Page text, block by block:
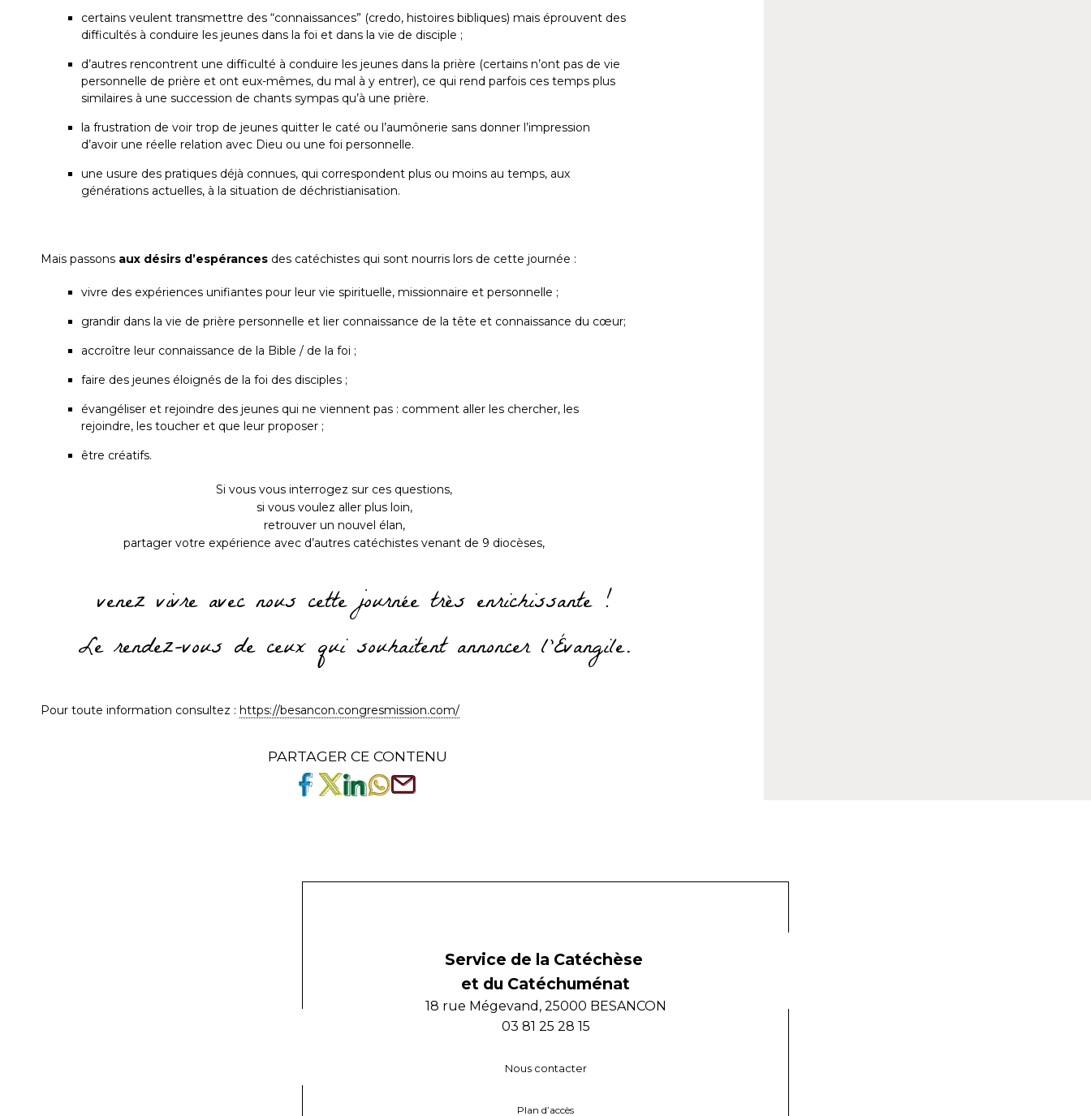
certains veulent transmettre des “connaissances” (credo, histoires bibliques) mais éprouvent des
difficultés à conduire les jeunes dans la foi et dans la vie de disciple ;
d’autres rencontrent une difficulté à conduire les jeunes dans la prière (certains n’ont pas de vie
personnelle de prière et ont eux-mêmes, du mal à y entrer), ce qui rend parfois ces temps plus
similaires à une succession de chants sympas qu’à une prière.
la frustration de voir trop de jeunes quitter le caté ou l’aumônerie sans donner l’impression
d’avoir une réelle relation avec Dieu ou une foi personnelle.
une usure des pratiques déjà connues, qui correspondent plus ou moins au temps, aux
générations actuelles, à la situation de déchristianisation.
Mais passons aux désirs d’espérances des catéchistes qui sont nourris lors de cette journée :
vivre des expériences unifiantes pour leur vie spirituelle, missionnaire et personnelle ;
grandir dans la vie de prière personnelle et lier connaissance de la tête et connaissance du cœur;
accroître leur connaissance de la Bible / de la foi ;
faire des jeunes éloignés de la foi des disciples ;
évangéliser et rejoindre des jeunes qui ne viennent pas : comment aller les chercher, les
rejoindre, les toucher et que leur proposer ;
être créatifs.
Si vous vous interrogez sur ces questions,
si vous voulez aller plus loin,
retrouver un nouvel élan,
partager votre expérience avec d’autres catéchistes venant de 9 diocèses,
venez vivre avec nous cette journée très enrichissante !
Le rendez-vous de ceux qui souhaitent annoncer l'Évangile.
Pour toute information consultez : https://besancon.congresmission.com/
PARTAGER CE CONTENU
Service de la Catéchèse
et du Catéchuménat
18 rue Mégevand, 25000 BESANCON
03 81 25 28 15
Nous contacter
Plan d’accès